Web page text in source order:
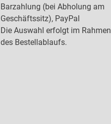
Barzahlung (bei Abholung am
Geschäftssitz), PayPal
Die Auswahl erfolgt im Rahmen
des Bestellablaufs.